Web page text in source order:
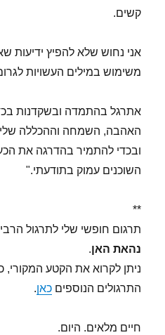
קשים.
אני נחוש שלא להפיץ ידיעות
משימוש במילים העשויות
אתרגל בהתמדה ובשקדנות
האהבה, השמחה וההכללה שלי
ובכדי להתמיר בהדרגה את
השוכנים עמוק בתודעתי."
**
תרגום חופשי שלי לתרגול
נהאת האן.
ניתן לקרוא את הקטע
התרגולים הנוספיםכאן.
חיים מלאים. היום.